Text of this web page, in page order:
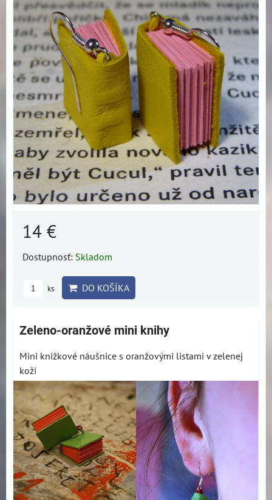
14 €
Dostupnosť: Skladom
ks DO KOŠÍKA
Zeleno-oranžové mini knihy
Mini knižkové náušnice s oranžovými listami v zelenej
koži